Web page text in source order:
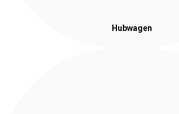
Hubwagen